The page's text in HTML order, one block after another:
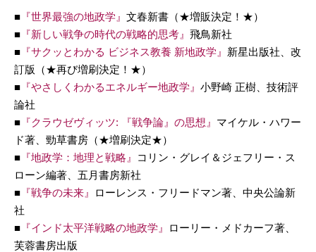
■ 『世界最強の地政学』 文春新書（★増販決定！★）
■ 『新しい戦争の時代の戦略的思考』 飛鳥新社
■ 『サクッとわかる ビジネス教養 新地政学』 新星出版社、改
訂版（★再び増刷決定！★）
■ 『やさしくわかるエネルギー地政学』 小野崎 正樹、技術評
論社
■ 『クラウゼヴィッツ: 『戦争論』の思想』 マイケル・ハワー
ド著、勁草書房（★増刷決定★）
■ 『地政学：地理と戦略』
コリン・グレイ＆ジェフリー・ス
ローン編著、五月書房新社
■ 『戦争の未来』
ローレンス・フリードマン著、中央公論新
社
■ 『インド太平洋戦略の地政学』
ローリー・メドカーフ著、
芙蓉書房出版